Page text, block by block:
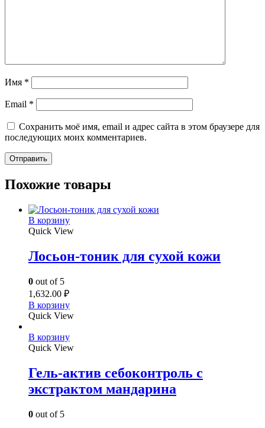
Имя *
Email *
Сохранить моё имя, email и адрес сайта в этом браузере для
последующих моих комментариев.
Похожие товары
В корзину
Quick View
Лосьон-тоник для сухой кожи
0 out of 5
1,632.00 ₽
В корзину
Quick View
В корзину
Quick View
Гель-актив себоконтроль с
экстрактом мандарина
0 out of 5